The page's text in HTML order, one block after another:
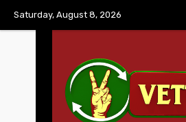
Saturday, August 8, 2026